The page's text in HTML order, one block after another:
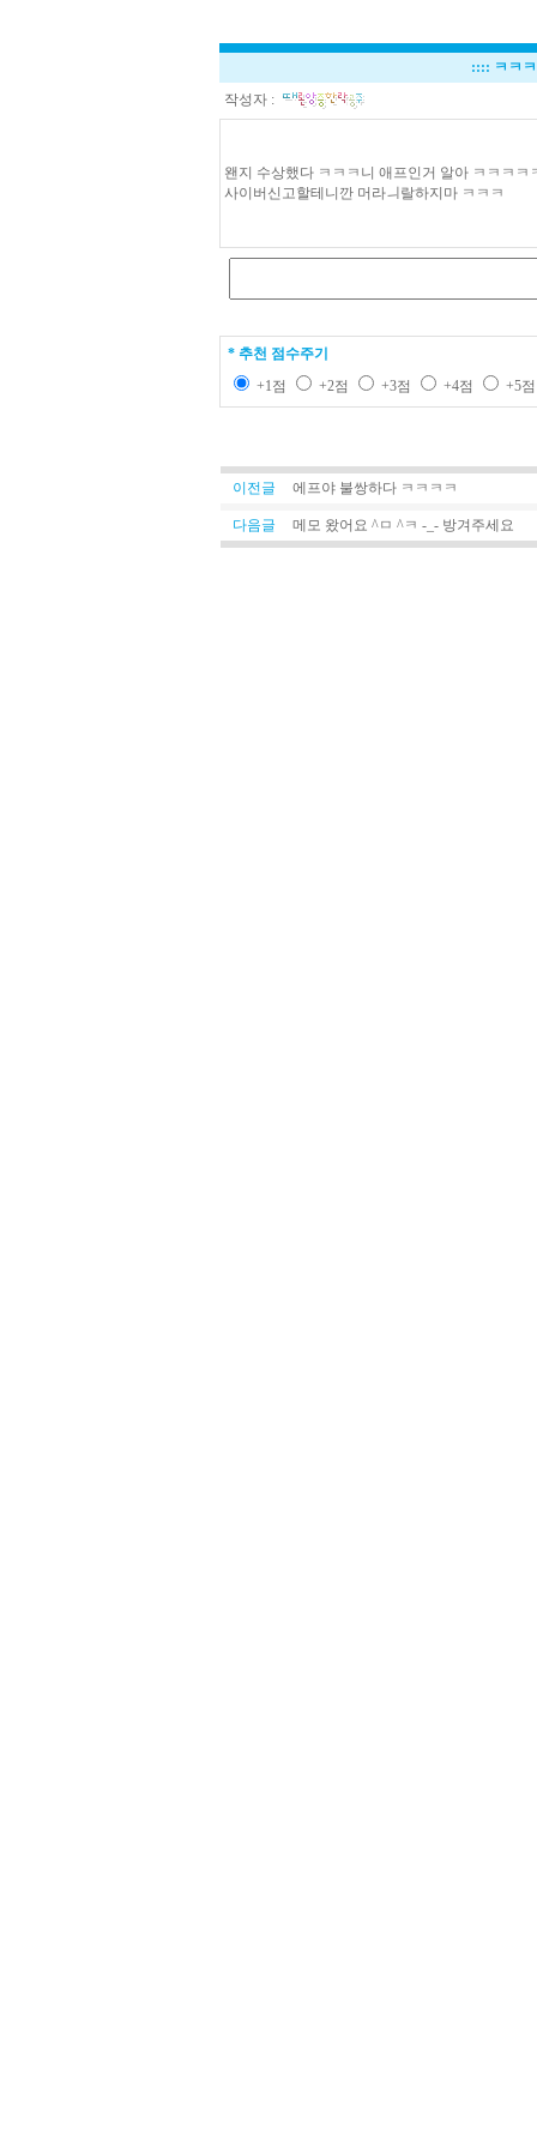
:::: ㅋㅋ
작성자 :
왠지 수상했다 ㅋㅋㅋ니 애프인거 알아 ㅋㅋㅋㅋ
사이버신고할테니깐 머라ㅢ랄하지마 ㅋㅋㅋ
* 추천 점수주기
+1점
+2점 +3점 +4점 +5
이전글 에프야 불쌍하다 ㅋㅋㅋㅋ
다음글 메모 왔어요 ^ㅁ ^ㅋ -_- 방겨주세요